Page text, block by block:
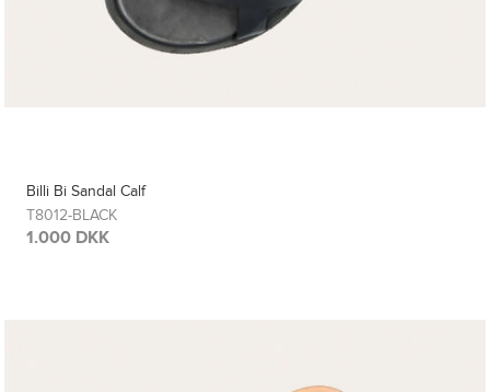
Billi Bi Sandal Calf
T8012-BLACK
1.000 DKK